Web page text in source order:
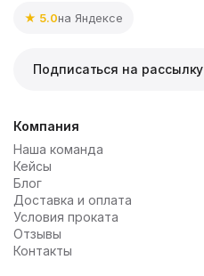
★ 5.0на Яндексе
Подписаться на рассылку
Компания
Наша команда
Кейсы
Блог
Доставка и оплата
Условия проката
Отзывы
Контакты